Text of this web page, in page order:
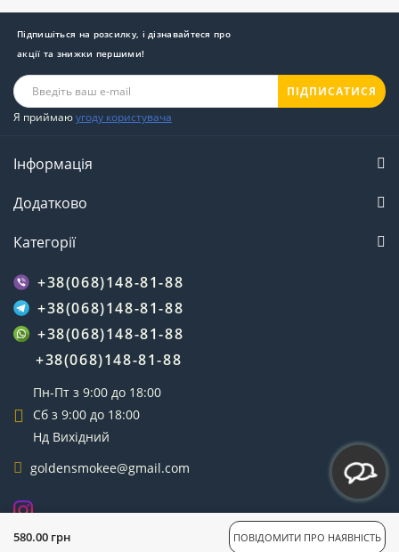
580.00 грн ПОВІДОМИТИ ПРО НАЯВНІСТЬ
Підпишіться на розсилку, і дізнавайтеся про
акції та знижки першими!
ПІДПИСАТИСЯ
Я приймаюугоду користувача
Інформація
Додатково
Категорії
+38(068)148-81-88
+38(068)148-81-88
+38(068)148-81-88
+38(068)148-81-88
Пн-Пт з 9:00 до 18:00
Сб з 9:00 до 18:00
Нд Вихідний
goldensmokee@gmail.com
GoldenSmoke © 2025